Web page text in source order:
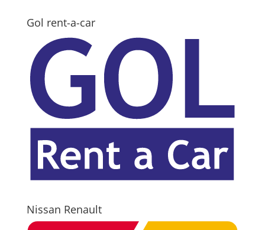
Gol rent-a-car
Nissan Renault